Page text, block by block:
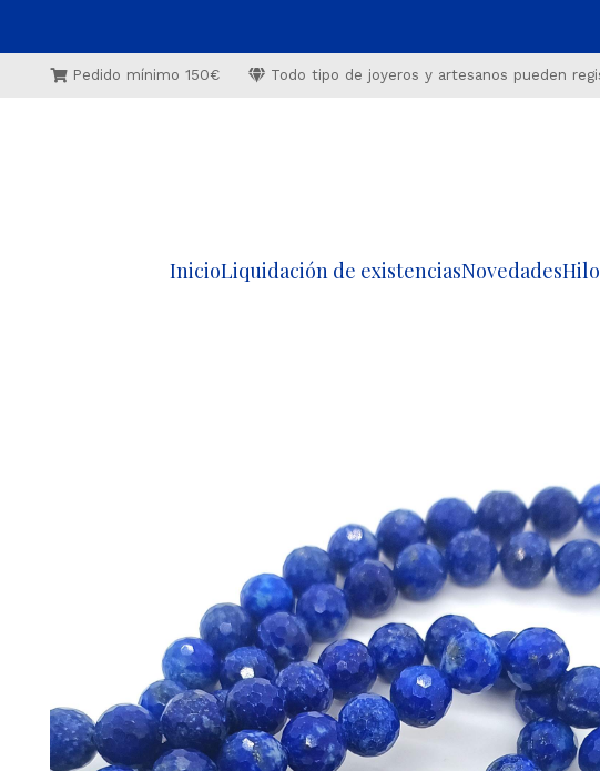
Pedido mínimo 150€ Todo tipo de joyeros y artesanos pueden
InicioLiquidación de existenciasNovedades